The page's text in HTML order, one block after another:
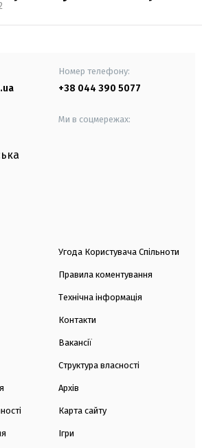
Номер телефону:
+38 044 390 5077
Ми в соцмережах:
Угода Користувача Спільноти
Правила коментування
Технічна інформація
Контакти
Вакансії
Структура власності
Архів
Карта сайту
Ігри